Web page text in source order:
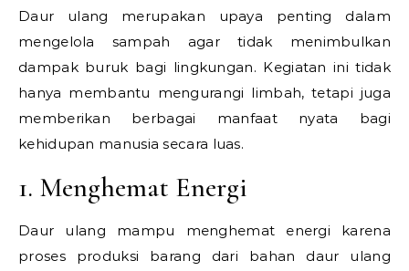
Daur ulang merupakan upaya penting dalam
mengelola sampah agar tidak menimbulkan
dampak buruk bagi lingkungan. Kegiatan ini tidak
hanya membantu mengurangi limbah, tetapi juga
memberikan berbagai manfaat nyata bagi
kehidupan manusia secara luas.
1. Menghemat Energi
Daur ulang mampu menghemat energi karena
proses produksi barang dari bahan daur ulang